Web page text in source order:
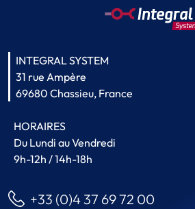
INTEGRAL SYSTEM
31 rue Ampère
69680 Chassieu, France
HORAIRES
Du Lundi au Vendredi
9h-12h / 14h-18h
+33 (0)4 37 69 72 00